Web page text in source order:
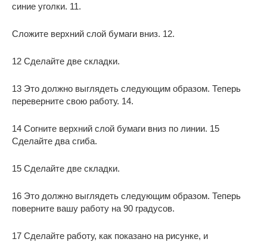
синие уголки. 11.
Сложите верхний слой бумаги вниз. 12.
12 Сделайте две складки.
13 Это должно выглядеть следующим образом. Теперь
переверните свою работу. 14.
14 Согните верхний слой бумаги вниз по линии. 15
Сделайте два сгиба.
15 Сделайте две складки.
16 Это должно выглядеть следующим образом. Теперь
поверните вашу работу на 90 градусов.
17 Сделайте работу, как показано на рисунке, и